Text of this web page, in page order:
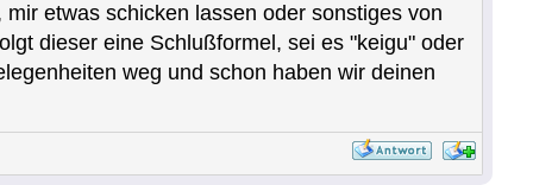
etwas schicken lassen oder sonstiges von
dieser eine Schlußformel, sei es "keigu" oder
weg und schon haben wir deinen